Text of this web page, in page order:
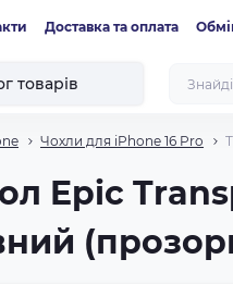
Доставка та оплата
товарів
Чохли для iPhone 16 Pro
Epic